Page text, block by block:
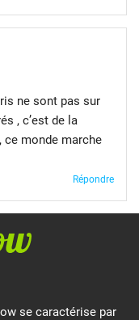
ne sont pas sur
, c’est de la
ce monde marche
Répondre
se caractérise par